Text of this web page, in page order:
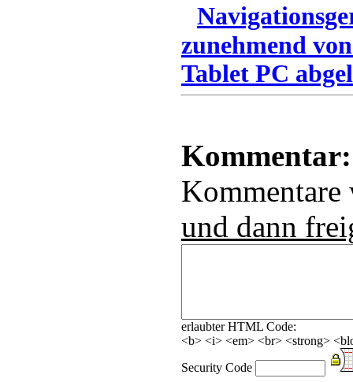
zunehmend
Tablet PC
Kommentar:
und dann
erlaubter HTML Code:
<b> <i> <em> <br> <strong>
Security Code